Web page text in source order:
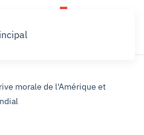
morale de l'Amérique et